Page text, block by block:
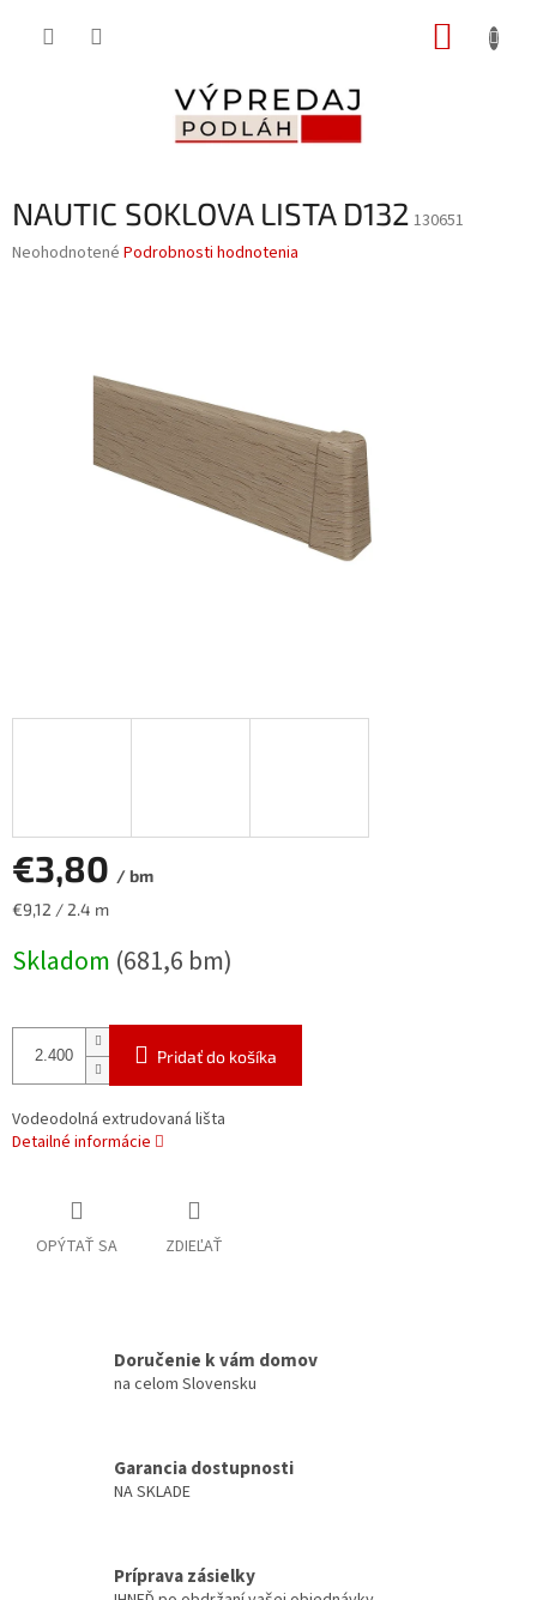
NAUTIC SOKLOVA LISTA D132 130651
Priemerné
Neohodnotené Podrobnosti hodnotenia
€3,80 / bm
Jednotková
€9,12 / 2.4 m
Skladom (681,6 bm)
Pridať do košíka
Vodeodolná extrudovaná lišta
Detailné informácie
OPÝTAŤ SA ZDIEĽAŤ
Doručenie k vám domov
na celom Slovensku
Garancia dostupnosti
NA SKLADE
Príprava zásielky